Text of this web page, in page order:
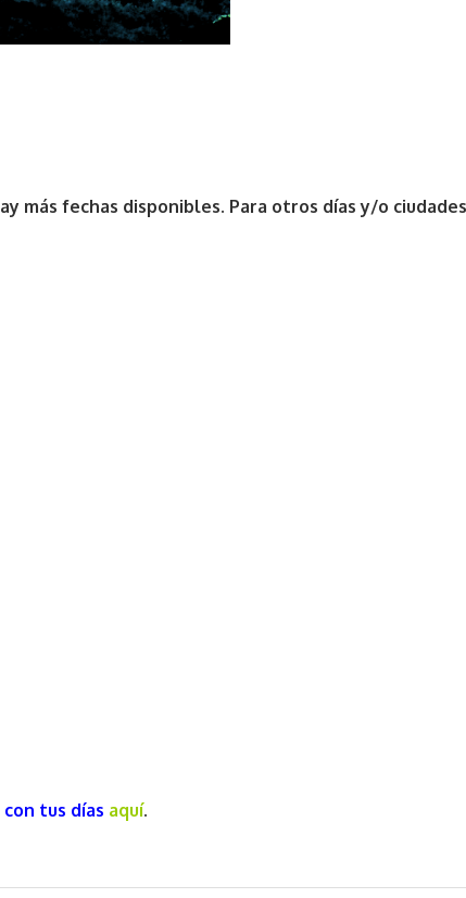
más fechas disponibles. Para otros días y/o
tus días aquí.